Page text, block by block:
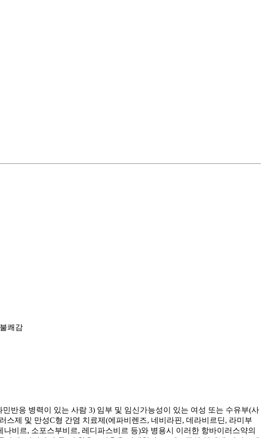
쾌감
반응 병력이 있는 사람 3) 임부 및 임신가능성이 있는 여성 또는 수유부(사
제 및 만성C형 간염 치료제(에파비렌즈, 네비라핀, 데라비르딘, 라미부
비르, 소포스부비르, 레디파스비르 등)와 병용시 이러한 항바이러스약의